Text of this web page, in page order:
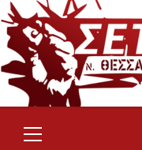
Skip
to
content
Primary